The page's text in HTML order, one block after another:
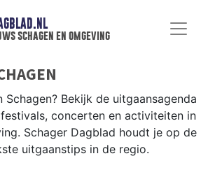
schagen en omgeving
Bekijk de uitgaansagenda
concerten en activiteiten in
Schager Dagblad houdt je op de
uitgaanstips in de regio.